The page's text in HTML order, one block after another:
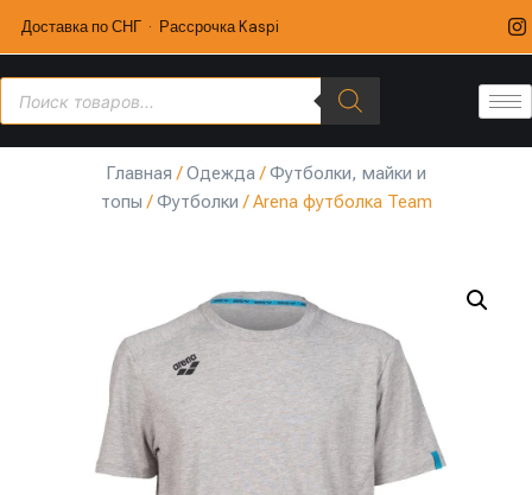
Доставка по СНГ · Рассрочка Kaspi
Главная /Одежда/Футболки, майки и
топы /Футболки / Arena футболка Team